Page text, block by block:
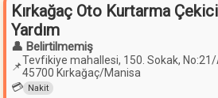
Kırkağaç Oto Kurtarma
Yardım
👤 Belirtilmemiş
📌Tevfikiye mahallesi, 150. Sokak, No:21/
45700 Kırkağaç/Manisa
💳 Nakit